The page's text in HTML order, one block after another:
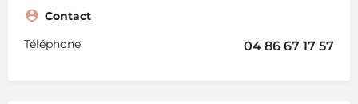
Contact
Téléphone
04 86 67 17 57